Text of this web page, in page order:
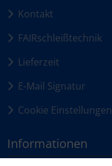
Kontakt
FAIRschleißtechnik
Lieferzeit
E-Mail Signatur
Cookie Einstellungen
Informationen